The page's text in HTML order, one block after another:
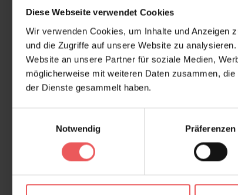
Diese Webseite verwendet Cookies
Wir verwenden Cookies, um Inhalte und Anzeigen
und die Zugriffe auf unsere Website zu
Website an unsere Partner für soziale Medien,
möglicherweise mit weiteren Daten zusammen,
der Dienste gesammelt haben.
Notwendig
Präferenzen